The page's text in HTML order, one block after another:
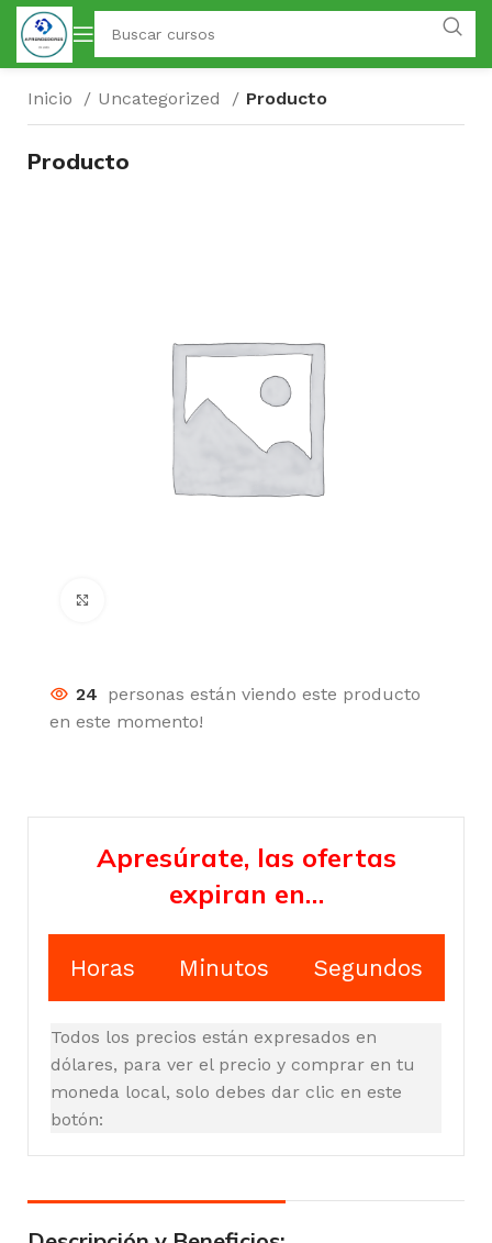
Inicio Uncategorized Producto
Producto
24 personas están viendo este producto
en este momento!
Apresúrate, las ofertas
expiran en…
Horas Minutos Segundos
Todos los precios están expresados en
dólares, para ver el precio y comprar en tu
moneda local, solo debes dar clic en este
botón: